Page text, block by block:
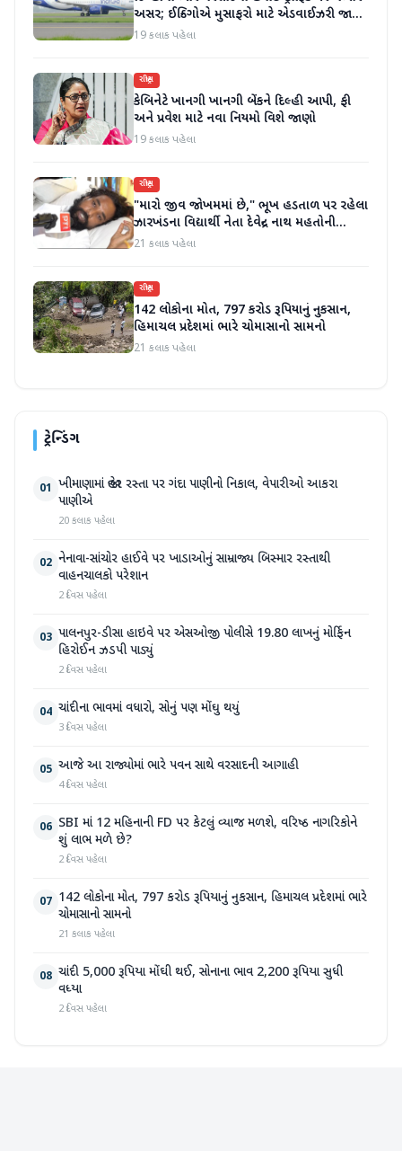
અસર; ઈન્ડિગોએ મુસાફરો માટે એડવાઈઝરી જાહેર
કરી
19 કલાક પહેલા
રાષ્ટ્રીય
કેબિનેટે ખાનગી ખાનગી બેંકને દિલ્હી આપી, ફી
અને પ્રવેશ માટે નવા નિયમો વિશે જાણો
19 કલાક પહેલા
રાષ્ટ્રીય
"મારો જીવ જોખમમાં છે," ભૂખ હડતાળ પર રહેલા
ઝારખંડના વિદ્યાર્થી નેતા દેવેન્દ્ર નાથ મહતોની
તબિયત ખરાબ
21 કલાક પહેલા
રાષ્ટ્રીય
142 લોકોના મોત, 797 કરોડ રૂપિયાનું નુકસાન,
હિમાચલ પ્રદેશમાં ભારે ચોમાસાનો સામનો
21 કલાક પહેલા
ટ્રેન્ડિંગ
01 ખીમાણામાં જાહેર રસ્તા પર ગંદા પાણીનો નિકાલ, વેપારીઓ આકરા
પાણીએ
20 કલાક પહેલા
02 નેનાવા-સાંચોર હાઈવે પર ખાડાઓનું સામ્રાજ્ય બિસ્માર રસ્તાથી
વાહનચાલકો પરેશાન
2 દિવસ પહેલા
03 પાલનપુર-ડીસા હાઇવે પર એસઓજી પોલીસે 19.80 લાખનું મોર્ફિન
હિરોઈન ઝડપી પાડ્યું
2 દિવસ પહેલા
04 ચાંદીના ભાવમાં વધારો, સોનું પણ મોંઘુ થયું
3 દિવસ પહેલા
05 આજે આ રાજ્યોમાં ભારે પવન સાથે વરસાદની આગાહી
4 દિવસ પહેલા
06 SBI માં 12 મહિનાની FD પર કેટલું વ્યાજ મળશે, વરિષ્ઠ નાગરિકોને
શું લાભ મળે છે?
2 દિવસ પહેલા
07 142 લોકોના મોત, 797 કરોડ રૂપિયાનું નુકસાન, હિમાચલ પ્રદેશમાં ભારે
ચોમાસાનો સામનો
21 કલાક પહેલા
08 ચાંદી 5,000 રૂપિયા મોંઘી થઈ, સોનાના ભાવ 2,200 રૂપિયા સુધી
વધ્યા
2 દિવસ પહેલા